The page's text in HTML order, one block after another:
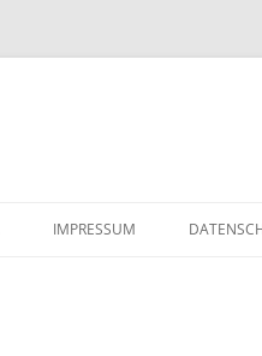
IMPRESSUM